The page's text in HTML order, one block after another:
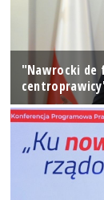
"Nawrocki de